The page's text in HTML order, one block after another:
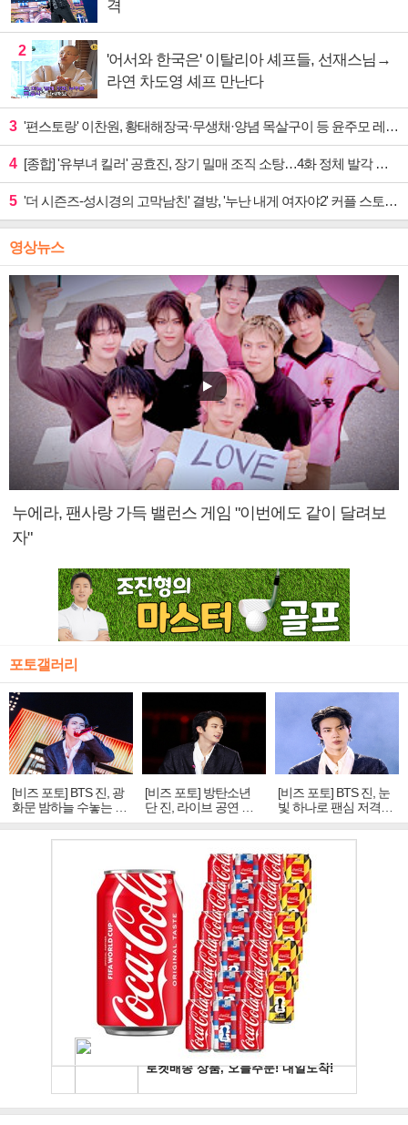
격
2
'어서와 한국은' 이탈리아 셰프들, 선재스님→
라연 차도영 셰프 만난다
3 '편스토랑' 이찬원, 황태해장국·무생채·양념 목살구이 등 윤주모 레시피 섭렵
4 [종합] '유부녀 킬러' 공효진, 장기 밀매 조직 소탕…4화 정체 발각 위기 예고
5 '더 시즌즈-성시경의 고막남친' 결방, '누난 내게 여자야2' 커플 스토리 편성
영상뉴스
누에라, 팬사랑 가득 밸런스 게임 "이번에도 같이 달려보
자"
포토갤러리
[비즈 포토] BTS 진, 광
화문 밤하늘 수놓는 '비
주얼 킹'의 열창
[비즈 포토] 방탄소년
단 진, 라이브 공연 중
빛나는 독보적 아우라
[비즈 포토] BTS 진, 눈
빛 하나로 팬심 저격…
독보적 카리스마